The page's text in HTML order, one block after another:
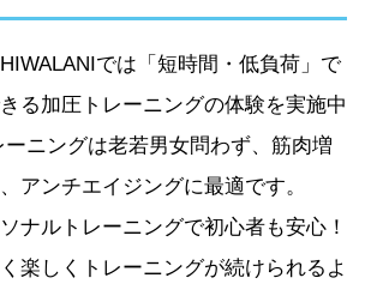
では「短時間・低負荷」で
る加圧トレーニングの体験を実施中
ニングは老若男女問わず、筋肉増
アンチエイジングに最適です。
ナルトレーニングで初心者も安心！
楽しくトレーニングが続けられるよ